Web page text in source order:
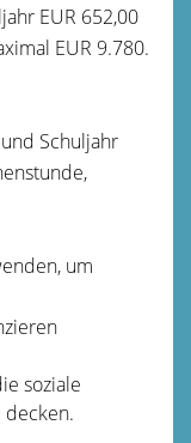
EUR 652,00
EUR 9.780.
Schuljahr
um
soziale
decken.